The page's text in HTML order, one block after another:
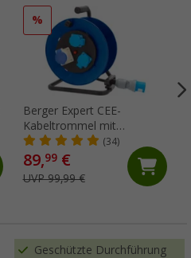
%
Berger Expert CEE-
Kabeltrommel mit
Thermoschutzschalter 25
m
(34)
89,99€
UVP 99,99 €
Geschützte Durchführung